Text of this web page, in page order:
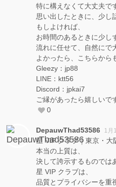
特に構えなくて大丈夫で
思い出したときに、少し
もしよければ、
お時間のあるときに少し
流れに任せて、自然にで
よかったら、こちらから
Gleezy：jp88
LINE：ktt56
Discord：jpkai7
ご縁があったら嬉しいで
0
DepauwThad53586 1月
星 VIP クラブ｜東京・大
本当の上質は、
決して誇示するものでは
星 VIP クラブは、
品質とプライバシーを重